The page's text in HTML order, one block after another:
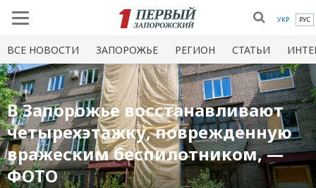
УКР РУС
ВСЕ НОВОСТИ ЗАПОРОЖЬЕ РЕГИОН СТАТЬИ
В Запорожье восстанавливают
четырехэтажку, поврежденную
вражеским беспилотником, —
ФОТО